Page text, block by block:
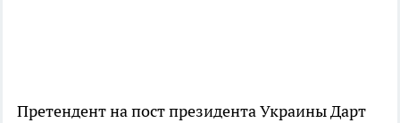
Претендент на пост президента Украины Дарт